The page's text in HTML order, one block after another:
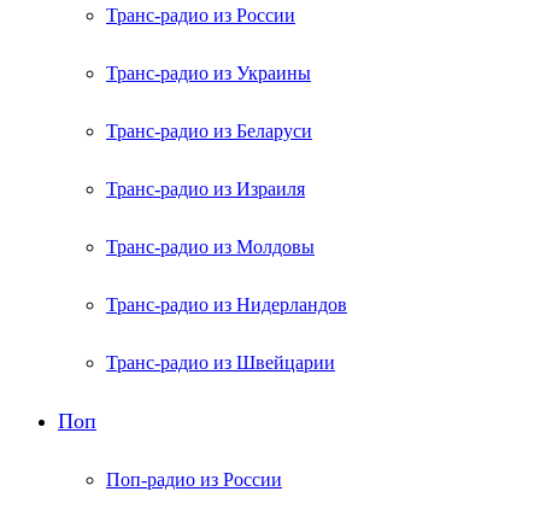
Транс-радио из России
Транс-радио из Украины
Транс-радио из Беларуси
Транс-радио из Израиля
Транс-радио из Молдовы
Транс-радио из Нидерландов
Транс-радио из Швейцарии
Поп
Поп-радио из России